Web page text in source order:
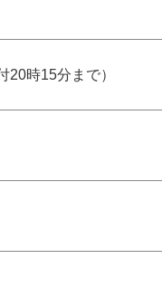
20時15分まで）